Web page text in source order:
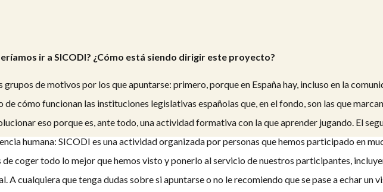
ir a SICODI? ¿Cómo está siendo dirigir este proyecto?
grupos de motivos por los que apuntarse: primero, porque en España hay, incluso en la
cómo funcionan las instituciones legislativas españolas que, en el fondo, son las que
eso porque es, ante todo, una actividad formativa con la que aprender jugando. El
humana: SICODI es una actividad organizada por personas que hemos participado en
coger todo lo mejor que hemos visto y ponerlo al servicio de nuestros participantes,
A cualquiera que tenga dudas sobre si apuntarse o no le recomiendo que se pase a echar un